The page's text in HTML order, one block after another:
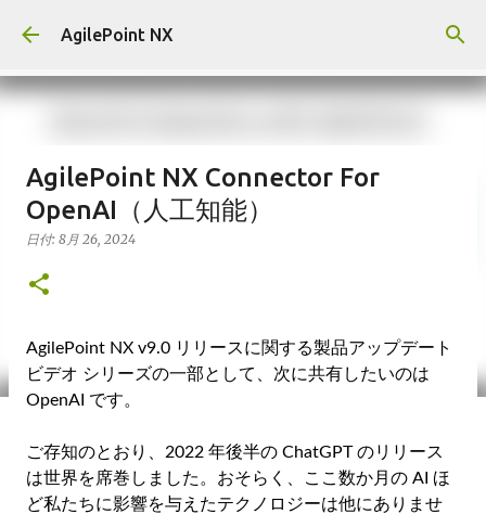
スキップしてメイン コンテンツに移動
AgilePoint NX
AgilePoint NX Connector For
OpenAI（人工知能）
日付: 8月 26, 2024
AgilePoint NX v9.0 リリースに関する製品アップデート
ビデオ シリーズの一部として、次に共有したいのは
OpenAI です。
ご存知のとおり、2022 年後半の ChatGPT のリリース
は世界を席巻しました。おそらく、ここ数か月の AI ほ
ど私たちに影響を与えたテクノロジーは他にありませ